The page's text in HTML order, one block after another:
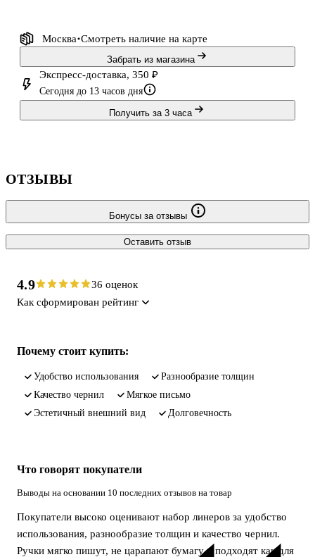
демонстрирует тщательную проработку деталей.
Москва Смотреть наличие на карте
Забрать из магазина
Экспресс-доставка, 350 ₽
Сегодня до 13 часов дня
Получить за 3 часа
ОТЗЫВЫ
Бонусы за отзывы
Оставить отзыв
4.9
36 оценок
Как сформирован рейтинг
Почему стоит купить:
удобство использования
разнообразие толщин
качество чернил
мягкое письмо
эстетичный внешний вид
долговечность
Что говорят покупатели
Выводы на основании 10 последних отзывов на товар
Покупатели высоко оценивают набор линеров за удобство
использования, разнообразие толщин и качество чернил.
Ручки мягко пишут, не царапают бумагу и подходят как для